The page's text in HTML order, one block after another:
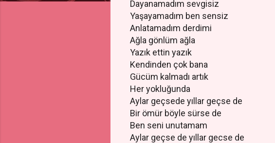
Dayanamadım sevgisiz
Yaşayamadım ben sensiz
Anlatamadım derdimi
Ağla gönlüm ağla
Yazık ettin yazık
Kendinden çok bana
Gücüm kalmadı artık
Her yokluğunda
Aylar geçsede yıllar geçse de
Bir ömür böyle sürse de
Ben seni unutamam
Aylar geçse de yıllar gecse de